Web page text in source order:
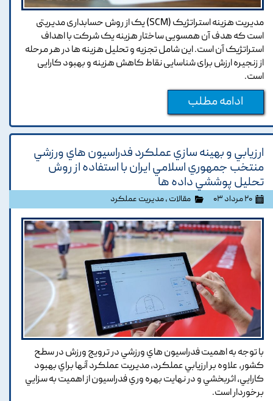
مدیریت هزینه استراتژیک (SCM) یک از روش حسابداری مدیریتی
است که هدف آن همسویی ساختار هزینه یک شرکت با اهداف
استراتژیک آن است. این شامل تجزیه و تحلیل هزینه ها در هر مرحله
از زنجیره ارزش برای شناسایی نقاط کاهش هزینه و بهبود کارایی
است.
ادامه مطلب
ارزيابي و بهينه سازي عملکرد فدراسيون هاي ورزشي
منتخب جمهوري اسلامي ايران با استفاده از روش
تحليل پوششي داده ها
۲۰ مرداد ۰۳ مقالات ،مدیریت عملکرد
با توجه به اهميت فدراسيون هاي ورزشي در ترويج ورزش در سطح
کشور, علاوه بر ارزيابي عملکرد, مديريت عملکرد آنها براي بهبود
کارايي, اثربخشي و در نهايت بهره وري فدراسيون از اهميت به سزايي
برخوردار است.